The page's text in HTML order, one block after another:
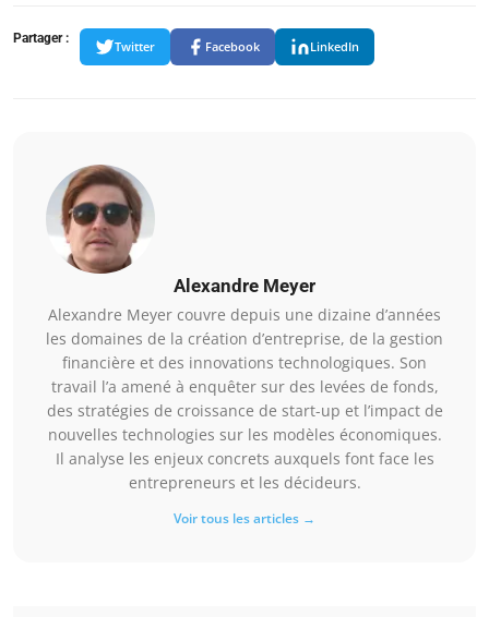
Partager :
Twitter Facebook LinkedIn
Alexandre Meyer
Alexandre Meyer couvre depuis une dizaine d’années
les domaines de la création d’entreprise, de la gestion
financière et des innovations technologiques. Son
travail l’a amené à enquêter sur des levées de fonds,
des stratégies de croissance de start-up et l’impact de
nouvelles technologies sur les modèles économiques.
Il analyse les enjeux concrets auxquels font face les
entrepreneurs et les décideurs.
Voir tous les articles →